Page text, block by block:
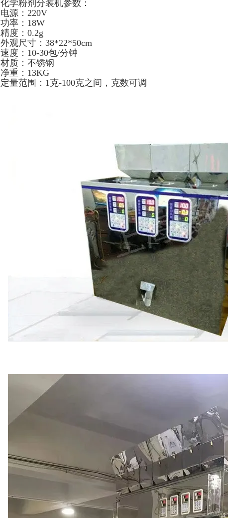
化学粉剂分装机参数：
电源：220V
功率：18W
精度：0.2g
外观尺寸：38*22*50cm
速度：10-30包/分钟
材质：不锈钢
净重：13KG
定量范围：1克-100克之间，克数可调